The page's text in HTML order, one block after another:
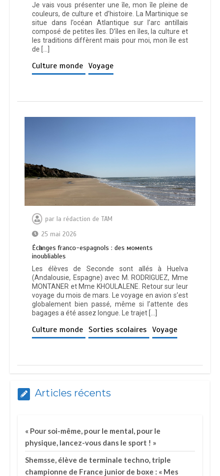
Je vais vous présenter une île, mon île pleine de
couleurs, de culture et d’histoire. La Martinique se
situe dans l’océan Atlantique sur l’arc antillais
composé de petites îles. D’îles en îles, la culture et
les traditions diffèrent mais pour moi, mon île est
de […]
Culture monde Voyage
par la rédaction de TAM
25 mai 2026
Éсһаngеѕ frаnсо-еѕраgnоlѕ : dеѕ момеntѕ
іnоublіаblеѕ
Les élèves de Seconde sont allés à Huelva
(Andalousie, Espagne) avec M. RODRIGUEZ, Mme
MONTANER et Mme KHOULALENE. Retour sur leur
voyage du mois de mars. Le voyage en avion s’est
globalement bien passé, même si l’attente des
bagages a été assez longue. Le trajet […]
Culture monde Sorties scolaires Voyage
Articles récents
« Pour soi-même, pour le mental, pour le
physique, lancez-vous dans le sport ! »
Shemsse, élève de terminale techno, triple
championne de France junior de boxe : « Mes